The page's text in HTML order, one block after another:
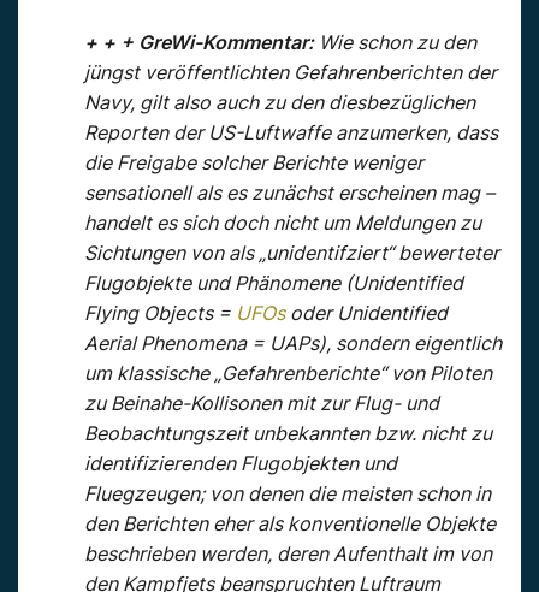
+ + + GreWi-Kommentar:Wie schon zu den
jüngst veröffentlichten Gefahrenberichten der
Navy, gilt also auch zu den diesbezüglichen
Reporten der US-Luftwaffe anzumerken, dass
die Freigabe solcher Berichte weniger
sensationell als es zunächst erscheinen mag –
handelt es sich doch nicht um Meldungen zu
Sichtungen von als „unidentifziert“ bewerteter
Flugobjekte und Phänomene (Unidentified
Flying Objects = UFOsoder Unidentified
Aerial Phenomena = UAPs), sondern eigentlich
um klassische „Gefahrenberichte“ von Piloten
zu Beinahe-Kollisonen mit zur Flug- und
Beobachtungszeit unbekannten bzw. nicht zu
identifizierenden Flugobjekten und
Fluegzeugen; von denen die meisten schon in
den Berichten eher als konventionelle Objekte
beschrieben werden, deren Aufenthalt im von
den Kampfjets beanspruchten Luftraum